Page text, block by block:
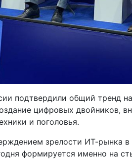
подтвердили общий тренд
цифровых двойников,
и поголовья.
зрелости ИТ-рынка
формируется именно на